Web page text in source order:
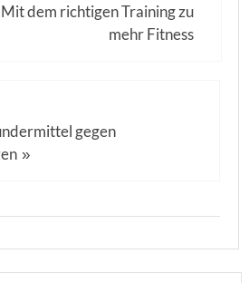
Mit dem richtigen Training zu
mehr Fitness
gegen
»